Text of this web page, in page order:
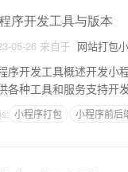
序开发工具与版本
05-26 来自于 网站打包
序开发工具概述开发小
各种工具和服务支持开
代码、模拟运行效果、编
小程序打包 小程序前后